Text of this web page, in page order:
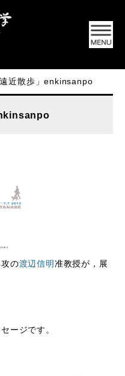
近散歩」enkinsanpo
の渡辺信明 准教授が，展
ージです。